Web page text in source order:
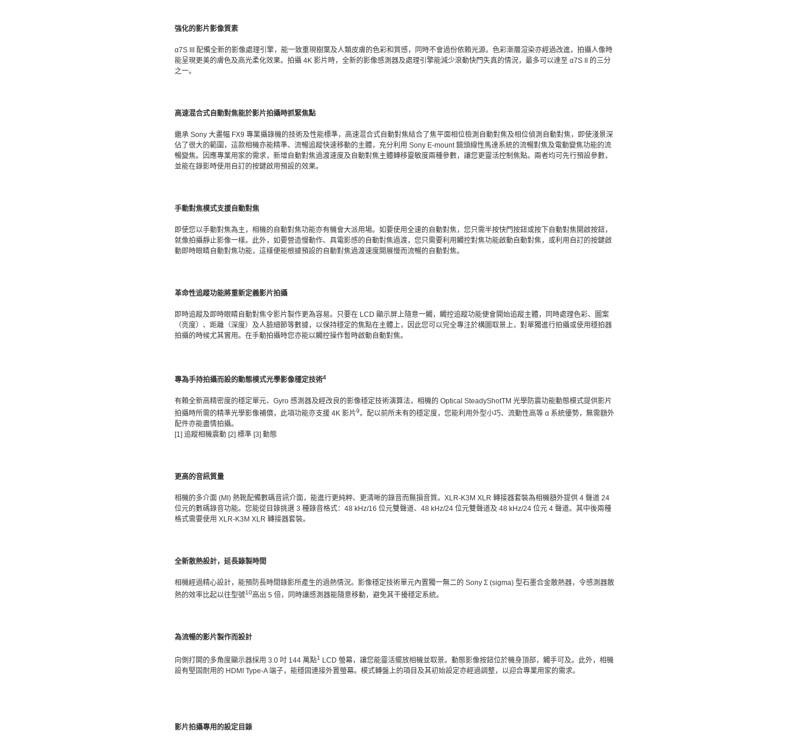
強化的影片影像質素
α7S III 配備全新的影像處理引擎，能一致重現樹葉及人類皮膚的色彩和質感，同時不會過份依賴光源。色彩漸層渲染亦經過改進，拍攝人像時
能呈現更美的膚色及高光柔化效果。拍攝 4K 影片時，全新的影像感測器及處理引擎能減少滾動快門失真的情況，最多可以達至 α7S II 的三分
之一。
高速混合式自動對焦能於影片拍攝時抓緊焦點
繼承 Sony 大畫幅 FX9 專業攝錄機的技術及性能標準，高速混合式自動對焦結合了焦平面相位檢測自動對焦及相位偵測自動對焦，即使淺景深
佔了很大的範圍，這款相機亦能精準、流暢追蹤快速移動的主體，充分利用 Sony E-mount 鏡頭線性馬達系統的流暢對焦及電動變焦功能的流
暢變焦。因應專業用家的需求，新增自動對焦過渡速度及自動對焦主體轉移靈敏度兩種參數，讓您更靈活控制焦點。兩者均可先行預設參數，
並能在錄影時使用自訂的按鍵啟用預設的效果。
手動對焦模式支援自動對焦
即使您以手動對焦為主，相機的自動對焦功能亦有機會大派用場。如要使用全速的自動對焦，您只需半按快門按鈕或按下自動對焦開啟按鈕，
就像拍攝靜止影像一樣。此外，如要營造慢動作、具電影感的自動對焦過渡，您只需要利用觸控對焦功能啟動自動對焦，或利用自訂的按鍵啟
動即時眼睛自動對焦功能，這樣便能根據預設的自動對焦過渡速度開展慢而流暢的自動對焦。
革命性追蹤功能將重新定義影片拍攝
即時追蹤及即時眼睛自動對焦令影片製作更為容易。只要在 LCD 顯示屏上隨意一觸，觸控追蹤功能便會開始追蹤主體，同時處理色彩、圖案
（亮度）、距離（深度）及人臉細節等數據，以保持穩定的焦點在主體上，因此您可以完全專注於構圖取景上，對單獨進行拍攝或使用穩拍器
拍攝的時候尤其實用。在手動拍攝時您亦能以觸控操作暫時啟動自動對焦。
專為手持拍攝而設的動態模式光學影像穩定技術4
有賴全新高精密度的穩定單元、Gyro 感測器及經改良的影像穩定技術演算法，相機的 Optical SteadyShotTM 光學防震功能動態模式提供影片
拍攝時所需的精準光學影像補償，此項功能亦支援 4K 影片9。配以前所未有的穩定度，您能利用外型小巧、流動性高等 α 系統優勢，無需額外
配件亦能盡情拍攝。
[1] 追蹤相機震動 [2] 標準 [3] 動態
更高的音訊質量
相機的多介面 (MI) 熱靴配備數碼音訊介面，能進行更純粹、更清晰的錄音而無損音質。XLR-K3M XLR 轉接器套裝為相機額外提供 4 聲道 24
位元的數碼錄音功能。您能從目錄挑選 3 種錄音格式：48 kHz/16 位元雙聲道、48 kHz/24 位元雙聲道及 48 kHz/24 位元 4 聲道。其中後兩種
格式需要使用 XLR-K3M XLR 轉接器套裝。
全新散熱設計，延長錄製時間
相機經過精心設計，能預防長時間錄影所產生的過熱情況。影像穩定技術單元內置獨一無二的 Sony Σ (sigma) 型石墨合金散熱器，令感測器散
熱的效率比起以往型號10高出 5 倍，同時讓感測器能隨意移動，避免其干擾穩定系統。
為流暢的影片製作而設計
向側打開的多角度顯示器採用 3.0 吋 144 萬點1
LCD 螢幕，讓您能靈活擺放相機並取景。動態影像按鈕位於機身頂部，觸手可及。此外，相機
設有堅固耐用的 HDMI Type-A 端子，能穩固連接外置螢幕。模式轉盤上的項目及其初始設定亦經過調整，以迎合專業用家的需求。
影片拍攝專用的設定目錄